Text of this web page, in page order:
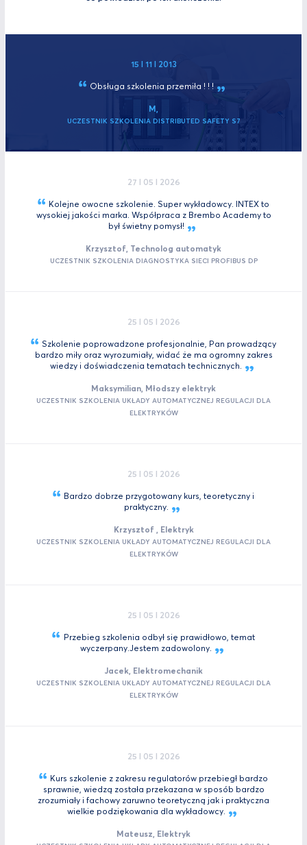
15 I 11 I 2013
Obsługa szkolenia przemiła ! ! !
M,
UCZESTNIK SZKOLENIA DISTRIBUTED SAFETY S7
27 I 05 I 2026
Kolejne owocne szkolenie. Super wykładowcy. INTEX to
wysokiej jakości marka. Współpraca z Brembo Academy to
był świetny pomysł!
Krzysztof, Technolog automatyk
UCZESTNIK SZKOLENIA DIAGNOSTYKA SIECI PROFIBUS DP
25 I 05 I 2026
Szkolenie poprowadzone profesjonalnie, Pan prowadzący
bardzo miły oraz wyrozumiały, widać że ma ogromny zakres
wiedzy i doświadczenia tematachtechnicznych.
Maksymilian, Młodszy elektryk
UCZESTNIK SZKOLENIA UKŁADY AUTOMATYCZNEJ REGULACJI DLA
ELEKTRYKÓW
25 I 05 I 2026
Bardzo dobrze przygotowany kurs, teoretyczny i
praktyczny.
Krzysztof , Elektryk
UCZESTNIK SZKOLENIA UKŁADY AUTOMATYCZNEJ REGULACJI DLA
ELEKTRYKÓW
25 I 05 I 2026
Przebieg szkolenia odbył się prawidłowo, temat
wyczerpany.Jestem zadowolony.
Jacek, Elektromechanik
UCZESTNIK SZKOLENIA UKŁADY AUTOMATYCZNEJ REGULACJI DLA
ELEKTRYKÓW
25 I 05 I 2026
Kurs szkolenie z zakresu regulatorów przebiegł bardzo
sprawnie, wiedzą została przekazana w sposób bardzo
zrozumiały i fachowy zaruwno teoretyczną jak i praktyczna
wielkie podziękowania dla wykładowcy.
Mateusz, Elektryk